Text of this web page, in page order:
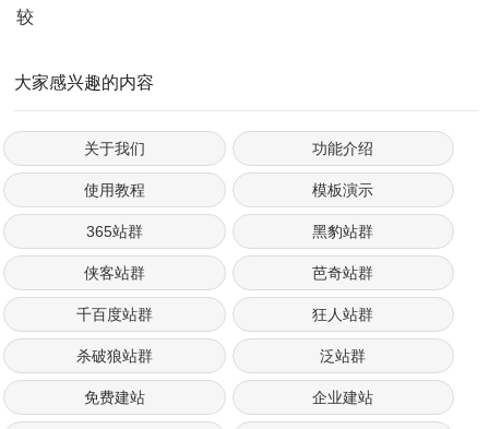
较
大家感兴趣的内容
关于我们 功能介绍
使用教程 模板演示
365站群 黑豹站群
侠客站群 芭奇站群
千百度站群 狂人站群
杀破狼站群 泛站群
免费建站 企业建站